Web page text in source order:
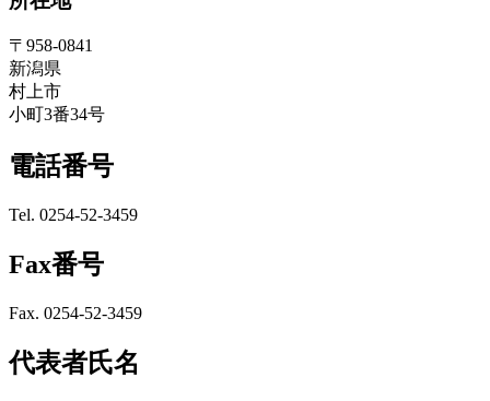
〒958-0841
新潟県
村上市
小町3番34号
電話番号
Tel. 0254-52-3459
Fax番号
Fax. 0254-52-3459
代表者氏名